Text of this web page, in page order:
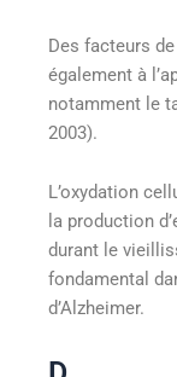
Des facteurs
également à
notamment le
2003).
L’oxydation
la production
durant le
fondamental
d’Alzheimer.